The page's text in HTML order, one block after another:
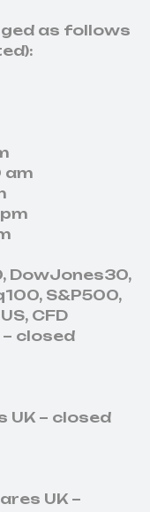
as follows
am
DowJones30,
S&P500,
CFD
– closed
UK – closed
UK –